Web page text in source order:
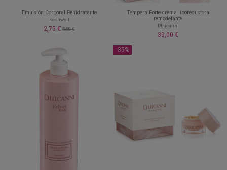
Emulsión Corporal Rehidratante
Keenwell
2,75 € 5,50 €
Tempera Forte crema liporeductora
remodelante
DLucanni
39,00 €
-35%